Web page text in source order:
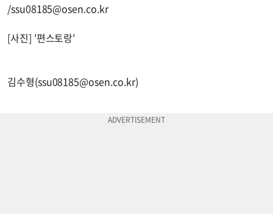
/ssu08185@osen.co.kr
[사진] '편스토랑'
김수형(ssu08185@osen.co.kr)